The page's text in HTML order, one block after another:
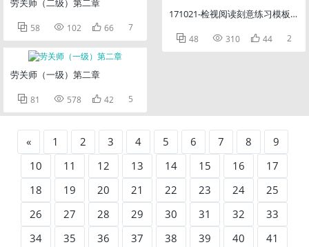
劳关师（二级）第二章
 58  102  66 7
劳关师（一级）第二章
 81  578  42 5
171021-检视阅读刻意练习模板（
 48  310  44 2
« 1 2 3 4 5 6 7 8
9
10
11 12 13 14 15 16
17
18
19 20 21 22 23 24
25
26
27 28 29 30 31 32
33
34
35 36 37 38 39 40
41